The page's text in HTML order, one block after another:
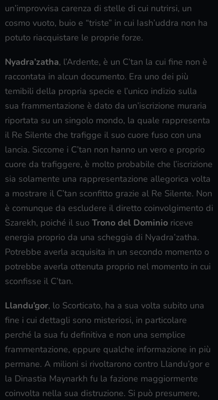
un’improvvisa carenza di stelle di cui nutrirsi, un
cosmo vuoto, buio e “triste” in cui Iash’uddra non ha
potuto riacquistare le proprie forze.
Nyadra’zatha, l’Ardente, è un C’tan la cui fine non è
raccontata in alcun documento. Era uno dei più
temibili della propria specie e l’unico indizio sulla
sua frammentazione è dato da un’iscrizione muraria
riportata su un singolo mondo, la quale rappresenta
il Re Silente che trafigge il suo cuore fuso con una
lancia. Siccome i C’tan non hanno un vero e proprio
cuore da trafiggere, è molto probabile che l’iscrizione
sia solamente una rappresentazione allegorica volta
a mostrare il C’tan sconfitto grazie al Re Silente. Non
è comunque da escludere il diretto coinvolgimento di
Szarekh, poiché il suo Trono del Dominio riceve
energia proprio da una scheggia di Nyadra’zatha.
Potrebbe averla acquisita in un secondo momento o
potrebbe averla ottenuta proprio nel momento in cui
sconfisse il C’tan.
Llandu’gor, lo Scorticato, ha a sua volta subito una
fine i cui dettagli sono misteriosi, in particolare
perché la sua fu definitiva e non una semplice
frammentazione, eppure qualche informazione in più
permane. A milioni si rivoltarono contro Llandu’gor e
la Dinastia Maynarkh fu la fazione maggiormente
coinvolta nella sua distruzione. Si può presumere,